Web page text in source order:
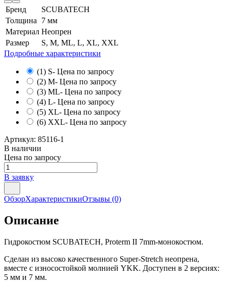
Бренд
SCUBATECH
Толщина
7 мм
Материал Неопрен
Размер
S, M, ML, L, XL, XXL
Подробные характеристики
(1) S- Цена по запросу
(2) M- Цена по запросу
(3) ML- Цена по запросу
(4) L- Цена по запросу
(5) XL- Цена по запросу
(6) XXL- Цена по запросу
Артикул: 85116-1
В наличии
Цена по запросу
В заявку
ОбзорХарактеристикиОтзывы (0)
Описание
Гидрокостюм SCUBATECH, Proterm II 7mm-монокостюм.
Сделан из высоко качественного Super-Stretch неопрена,
вместе с износостойкой молнией YKK. Доступен в 2 версиях:
5 мм и 7 мм.